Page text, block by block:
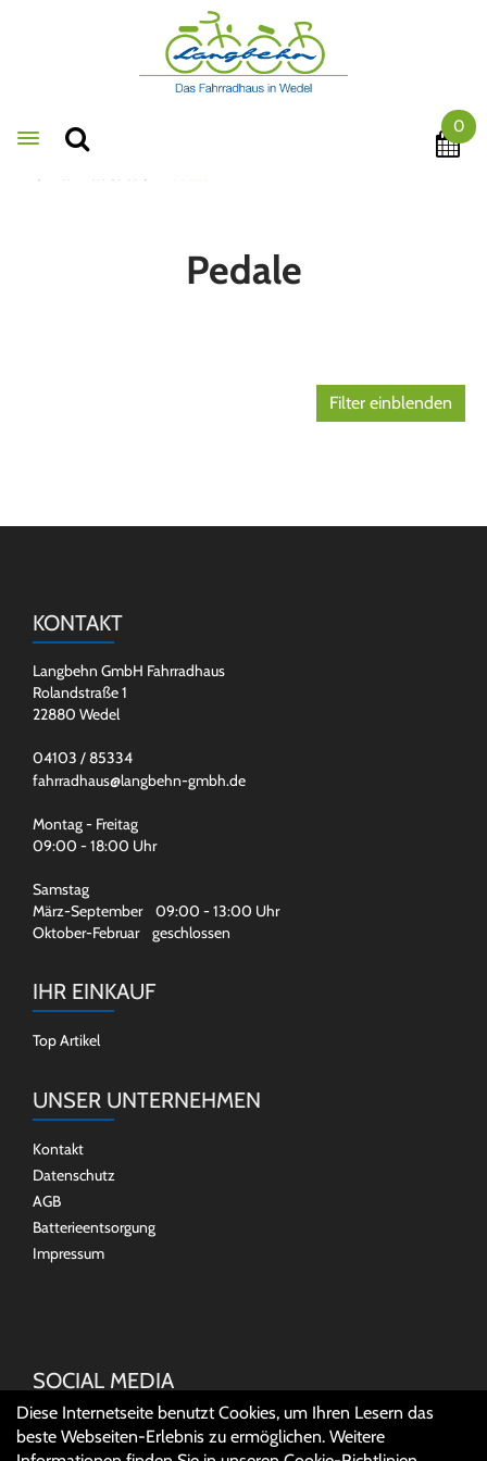
Toggle navigation
0
Pedale
Filter einblenden
KONTAKT
Langbehn GmbH Fahrradhaus
Rolandstraße 1
22880 Wedel
04103 / 85334
fahrradhaus@langbehn-gmbh.de
Montag - Freitag
09:00 - 18:00 Uhr
Samstag
März-September 09:00 - 13:00 Uhr
Oktober-Februar geschlossen
IHR EINKAUF
Top Artikel
UNSER UNTERNEHMEN
Kontakt
Datenschutz
AGB
Batterieentsorgung
Impressum
SOCIAL MEDIA
Diese Internetseite benutzt Cookies, um Ihren Lesern das
beste Webseiten-Erlebnis zu ermöglichen. Weitere